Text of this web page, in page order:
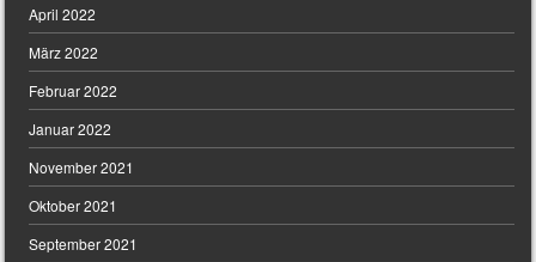
April 2022
März 2022
Februar 2022
Januar 2022
November 2021
Oktober 2021
September 2021